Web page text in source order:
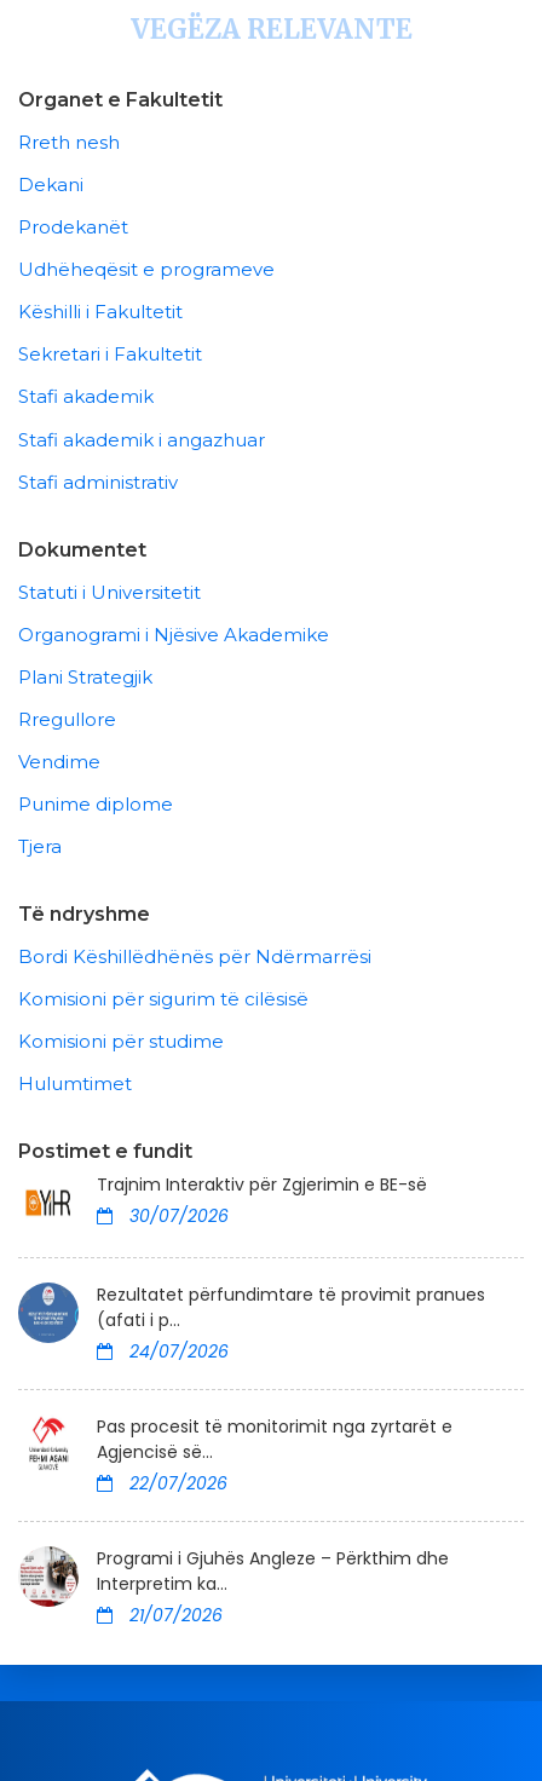
VEGËZA RELEVANTE
Organet e Fakultetit
Rreth nesh
Dekani
Prodekanët
Udhëheqësit e programeve
Këshilli i Fakultetit
Sekretari i Fakultetit
Stafi akademik
Stafi akademik i angazhuar
Stafi administrativ
Dokumentet
Statuti i Universitetit
Organogrami i Njësive Akademike
Plani Strategjik
Rregullore
Vendime
Punime diplome
Tjera
Të ndryshme
Bordi Këshillëdhënës për Ndërmarrësi
Komisioni për sigurim të cilësisë
Komisioni për studime
Hulumtimet
Postimet e fundit
Trajnim Interaktiv për Zgjerimin e BE-së
30/07/2026
Rezultatet përfundimtare të provimit pranues
(afati i p...
24/07/2026
Pas procesit të monitorimit nga zyrtarët e
Agjencisë së...
22/07/2026
Programi i Gjuhës Angleze – Përkthim dhe
Interpretim ka...
21/07/2026